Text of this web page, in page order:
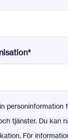
*
personinformation
tjänster. Du kan
För